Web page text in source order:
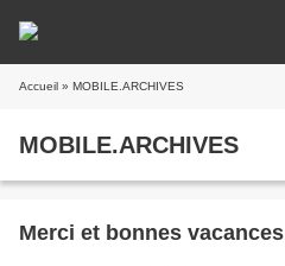
Accueil » MOBILE.ARCHIVES
MOBILE.ARCHIVES
Merci et bonnes vacances